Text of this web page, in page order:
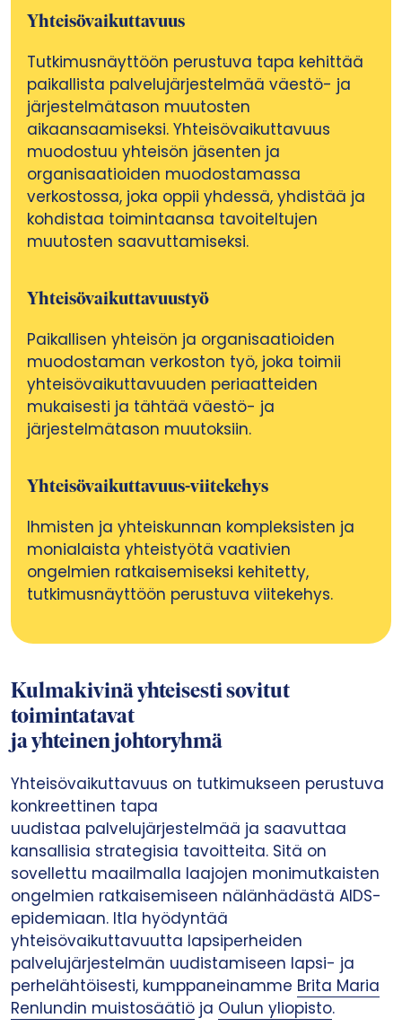
Yhteisövaikuttavuus
Tutkimusnäyttöön perustuva tapa kehittää
paikallista palvelujärjestelmää väestö- ja
järjestelmätason muutosten
aikaansaamiseksi. Yhteisövaikuttavuus
muodostuu yhteisön jäsenten ja
organisaatioiden muodostamassa
verkostossa, joka oppii yhdessä, yhdistää ja
kohdistaa toimintaansa tavoiteltujen
muutosten saavuttamiseksi.
Yhteisövaikuttavuustyö
Paikallisen yhteisön ja organisaatioiden
muodostaman verkoston työ, joka toimii
yhteisövaikuttavuuden periaatteiden
mukaisesti ja tähtää väestö- ja
järjestelmätason muutoksiin.
Yhteisövaikuttavuus-viitekehys
Ihmisten ja yhteiskunnan kompleksisten ja
monialaista yhteistyötä vaativien
ongelmien ratkaisemiseksi kehitetty,
tutkimusnäyttöön perustuva viitekehys.
Kulmakivinä yhteisesti sovitut
toimintatavat
ja yhteinen johtoryhmä
Yhteisövaikuttavuus on tutkimukseen perustuva
konkreettinen tapa
uudistaa palvelujärjestelmää ja saavuttaa
kansallisia strategisia tavoitteita. Sitä on
sovellettu maailmalla laajojen monimutkaisten
ongelmien ratkaisemiseen nälänhädästä AIDS-
epidemiaan. Itla hyödyntää
yhteisövaikuttavuutta lapsiperheiden
palvelujärjestelmän uudistamiseen lapsi- ja
perhelähtöisesti, kumppaneinamme Brita Maria
Renlundin muistosäätiö ja Oulun yliopisto.